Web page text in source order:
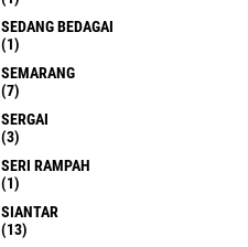
SEDANG BEDAGAI
(1)
SEMARANG
(7)
SERGAI
(3)
SERI RAMPAH
(1)
SIANTAR
(13)